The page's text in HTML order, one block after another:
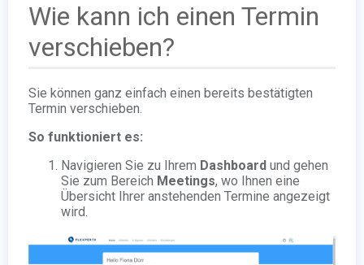
Wie kann ich einen Termin
verschieben?
Sie können ganz einfach einen bereits bestätigten
Termin verschieben.
So funktioniert es:
Navigieren Sie zu Ihrem Dashboard und gehen
Sie zum Bereich Meetings, wo Ihnen eine
Übersicht Ihrer anstehenden Termine angezeigt
wird.